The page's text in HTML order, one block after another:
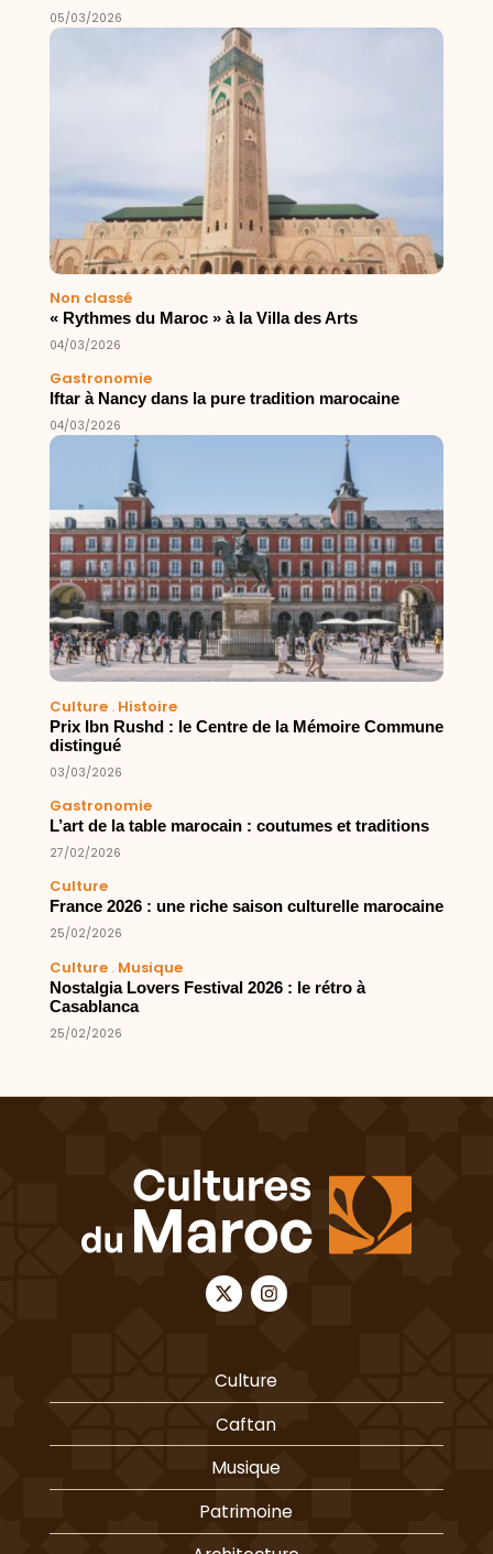
05/03/2026
Non classé
« Rythmes du Maroc » à la Villa des Arts
04/03/2026
Gastronomie
Iftar à Nancy dans la pure tradition marocaine
04/03/2026
Culture. Histoire
Prix Ibn Rushd : le Centre de la Mémoire Commune
distingué
03/03/2026
Gastronomie
L’art de la table marocain : coutumes et traditions
27/02/2026
Culture
France 2026 : une riche saison culturelle marocaine
25/02/2026
Culture. Musique
Nostalgia Lovers Festival 2026 : le rétro à
Casablanca
25/02/2026
Culture
Caftan
Musique
Patrimoine